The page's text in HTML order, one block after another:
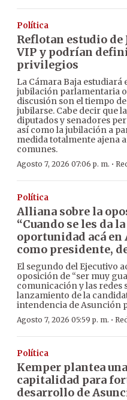
Política
Reflotan estudio de
VIP y podrían
privilegios
La Cámara Baja
jubilación parlamentaria
discusión son el tiempo
jubilarse. Cabe decir que
diputados y senadores
así como la jubilación a
medida totalmente ajena
comunes.
Agosto 7, 2026 07:06 p. m. ·
Política
Alliana sobre la
“Cuando se les da la
oportunidad acá en
como presidente,
El segundo del Ejecutivo
oposición de “ser muy
comunicación y las redes
lanzamiento de la
intendencia de Asunción
Agosto 7, 2026 05:59 p. m. ·
Política
Kemper plantea
capitalidad para
desarrollo de